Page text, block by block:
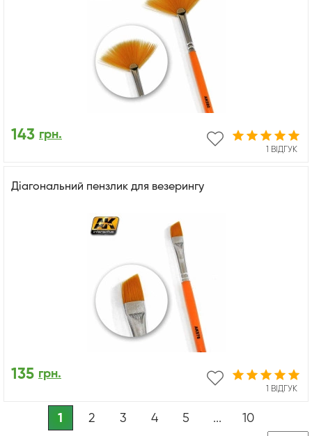
1 ВІДГУК
143 грн.
Діагональний пензлик для везерингу
1 ВІДГУК
135 грн.
1 2 3 4 5 ... 10